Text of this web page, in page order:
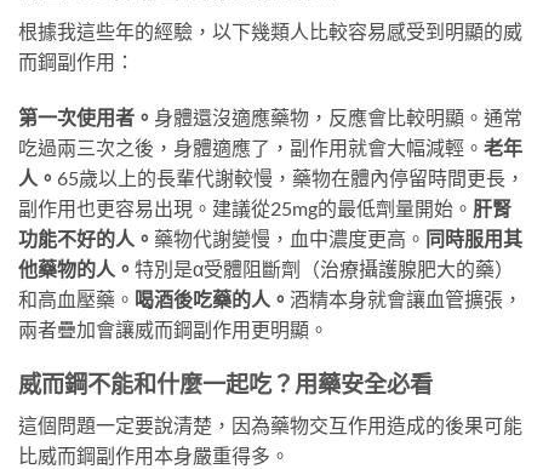
根據我這些年的經驗，以下幾類人比較容易感受到明顯的威
而鋼副作用：
第一次使用者。 身體還沒適應藥物，反應會比較明顯。通常
吃過兩三次之後，身體適應了，副作用就會大幅減輕。 老年
人。 65歲以上的長輩代謝較慢，藥物在體內停留時間更長，
副作用也更容易出現。建議從25mg的最低劑量開始。 肝腎
功能不好的人。 藥物代謝變慢，血中濃度更高。 同時服用其
他藥物的人。 特別是α受體阻斷劑（治療攝護腺肥大的藥）
和高血壓藥。 喝酒後吃藥的人。 酒精本身就會讓血管擴張，
兩者疊加會讓威而鋼副作用更明顯。
威而鋼不能和什麼一起吃？用藥安全必看
這個問題一定要說清楚，因為藥物交互作用造成的後果可能
比威而鋼副作用本身嚴重得多。